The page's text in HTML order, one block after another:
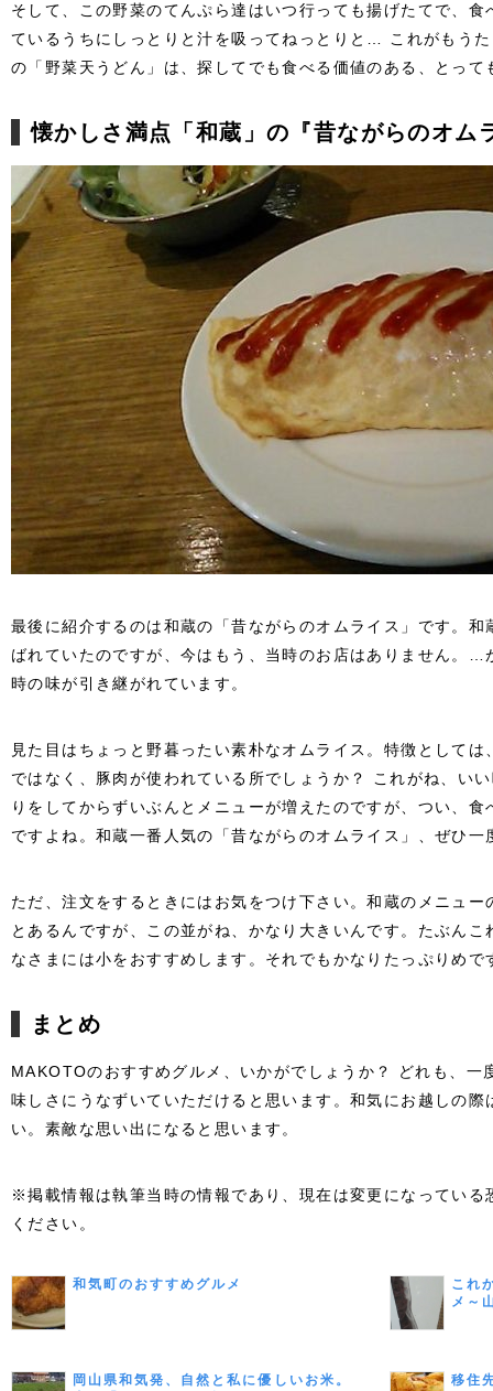
そして、この野菜のてんぷら達はいつ行っても揚げたてで、
ているうちにしっとりと汁を吸ってねっとりと… これがもう
の「野菜天うどん」は、探してでも食べる価値のある、とって
懐かしさ満点「和蔵」の『昔ながらのオム
最後に紹介するのは和蔵の「昔ながらのオムライス」です。
ばれていたのですが、今はもう、当時のお店はありません。…
時の味が引き継がれています。
見た目はちょっと野暮ったい素朴なオムライス。特徴として
ではなく、豚肉が使われている所でしょうか？ これがね、い
りをしてからずいぶんとメニューが増えたのですが、つい、
ですよね。和蔵一番人気の「昔ながらのオムライス」、ぜひ一
ただ、注文をするときにはお気をつけ下さい。和蔵のメニュ
とあるんですが、この並がね、かなり大きいんです。たぶん
なさまには小をおすすめします。それでもかなりたっぷりめで
まとめ
MAKOTOのおすすめグルメ、いかがでしょうか？ どれも、一
味しさにうなずいていただけると思います。和気にお越しの
い。素敵な思い出になると思います。
※掲載情報は執筆当時の情報であり、現在は変更になっている
ください。
和気町のおすすめグルメ
これ
メ～
岡山県和気発、自然と私に優しいお米。
移住